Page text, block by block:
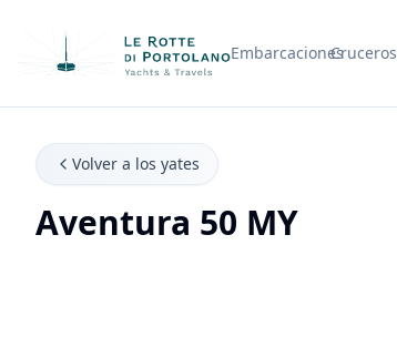
Nombre de la empresa EmbarcacionesCruceros
Volver a los yates
Aventura 50 MY